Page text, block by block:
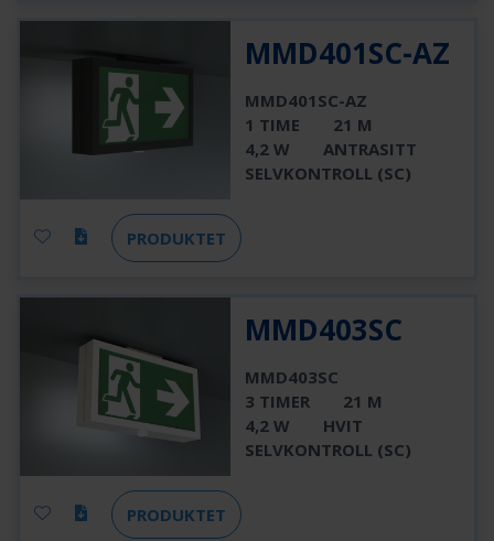
MMD401SC-AZ
MMD401SC-AZ
1 TIME
21 M
4,2 W
ANTRASITT
SELVKONTROLL (SC)
PRODUKTET
MMD403SC
MMD403SC
3 TIMER
21 M
4,2 W
HVIT
SELVKONTROLL (SC)
PRODUKTET